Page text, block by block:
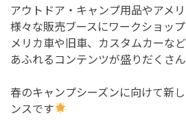
アウトドア・キャンプ用品やアメ
様々な販売ブースにワークショッ
メリカ車や旧車、カスタムカーな
あふれるコンテンツが盛りだくさ
春のキャンプシーズンに向けて新
ンスです